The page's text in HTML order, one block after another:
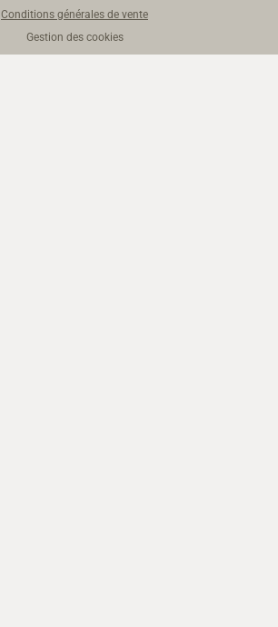
Conditions générales de vente
Gestion des cookies